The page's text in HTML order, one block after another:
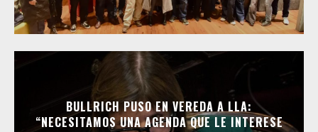
BULLRICH PUSO EN VEREDA A LLA:
“NECESITAMOS UNA AGENDA QUE LE INTERESE